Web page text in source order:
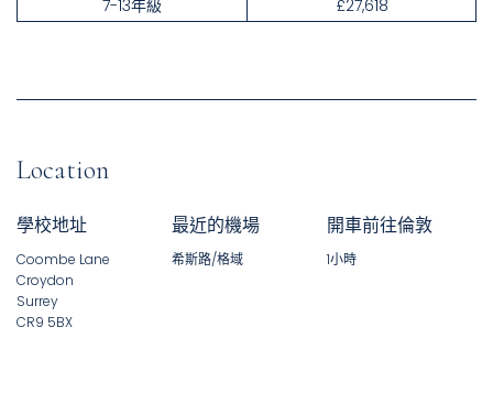
7-13年級 £27,618
Location
學校地址
Coombe Lane
Croydon
Surrey
CR9 5BX
最近的機場
希斯路/格域​
開車前往倫敦
1小時